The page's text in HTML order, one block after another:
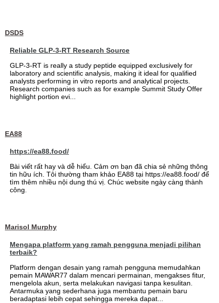
DSDS
Reliable GLP-3-RT Research Source
GLP-3-RT is really a study peptide equipped exclusively for
laboratory and scientific analysis, making it ideal for qualified
analysts performing in vitro reports and analytical projects.
Research companies such as for example Summit Study Offer
highlight portion evi...
EA88
https://ea88.food/
Bài viết rất hay và dễ hiểu. Cảm ơn bạn đã chia sẻ những thông
tin hữu ích. Tôi thường tham khảo EA88 tại https://ea88.food/ để
tìm thêm nhiều nội dung thú vị. Chúc website ngày càng thành
công.
Marisol Murphy
Mengapa platform yang ramah pengguna menjadi pilihan
terbaik?
Platform dengan desain yang ramah pengguna memudahkan
pemain MAWAR77 dalam mencari permainan, mengakses fitur,
mengelola akun, serta melakukan navigasi tanpa kesulitan.
Antarmuka yang sederhana juga membantu pemain baru
beradaptasi lebih cepat sehingga mereka dapat...